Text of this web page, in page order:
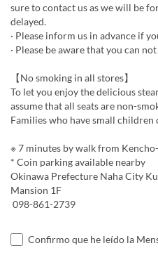
sure to contact us as we will be
delayed.
· Please inform us in advance if
· Please be aware that you can
【No smoking in all stores】
To let you enjoy the delicious
assume that all seats are non-
Families who have small children
※ 7 minutes by walk from
* Coin parking available nearby
Okinawa Prefecture Naha City
Mansion 1F
098-861-2739
Confirmo que he leído la